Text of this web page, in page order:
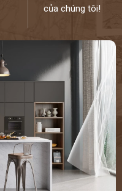
của chúng tôi!